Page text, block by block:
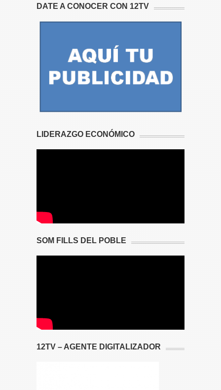
DATE A CONOCER CON 12TV
LIDERAZGO ECONÓMICO
SOM FILLS DEL POBLE
12TV – AGENTE DIGITALIZADOR